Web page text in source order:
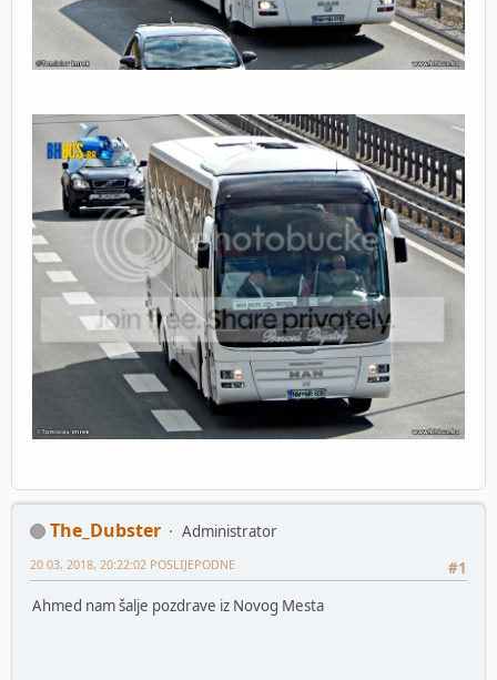
The_Dubster
Administrator
#1
20 03, 2018, 20:22:02 POSLIJEPODNE
Ahmed nam šalje pozdrave iz Novog Mesta